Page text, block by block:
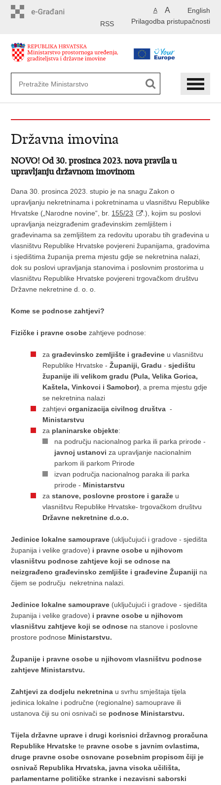
English
A A
Prilagodba pristupačnosti
RSS
Državna imovina
NOVO! Od 30. prosinca 2023. nova pravila u
upravljanju državnom imovinom
Dana 30. prosinca 2023. stupio je na snagu Zakon o
upravljanju nekretninama i pokretninama u vlasništvu Republike
Hrvatske („Narodne novine“, br. 155/23
.), kojim su poslovi
upravljanja neizgrađenim građevinskim zemljištem i
građevinama sa zemljištem za redovitu uporabu tih građevina u
vlasništvu Republike Hrvatske povjereni županijama, gradovima
i sjedištima županija prema mjestu gdje se nekretnina nalazi,
dok su poslovi upravljanja stanovima i poslovnim prostorima u
vlasništvu Republike Hrvatske povjereni trgovačkom društvu
Državne nekretnine d. o. o.
Kome se podnose zahtjevi?
Fizičke i pravne osobe zahtjeve podnose:
zagrađevinsko zemljište i građevine u vlasništvu
Republike Hrvatske -Županiji, Gradu-sjedištu
županije ili velikom gradu (Pula, Velika Gorica,
Kaštela, Vinkovci i Samobor) , a prema mjestu gdje
se nekretnina nalazi
zahtjeviorganizacija civilnog društva -
Ministarstvu
za planinarske objekte:
na području nacionalnog parka ili parka prirode -
javnoj ustanoviza upravljanje nacionalnim
parkom ili parkom Prirode
izvan područja nacionalnog paraka ili parka
prirode - Ministarstvu
zastanove, poslovne prostore i garaže u
vlasništvu Republike Hrvatske- trgovačkom društvu
Državne nekretnine d.o.o.
Jedinice lokalne samouprave (uključujući i gradove - sjedišta
županija i velike gradove) i pravne osobe u njihovom
vlasništvu podnose zahtjeve koji se odnose na
neizgrađeno građevinsko zemljište i građevine Županiji na
čijem se području nekretnina nalazi.
Jedinice lokalne samouprave (uključujući i gradove - sjedišta
županija i velike gradove) i pravne osobe u njihovom
vlasništvu zahtjeve koji se odnose na stanove i poslovne
prostore podnose Ministarstvu.
Županije i pravne osobe u njihovom vlasništvu podnose
zahtjeve Ministarstvu.
Zahtjevi za dodjelu nekretnina u svrhu smještaja tijela
jedinica lokalne i područne (regionalne) samouprave ili
ustanova čiji su oni osnivači se podnose Ministarstvu.
Tijela državne uprave i drugi korisnici državnog proračuna
Republike Hrvatske te pravne osobe s javnim ovlastima,
druge pravne osobe osnovane posebnim propisom čiji je
osnivač Republika Hrvatska, javna visoka učilišta,
parlamentarne političke stranke i nezavisni saborski